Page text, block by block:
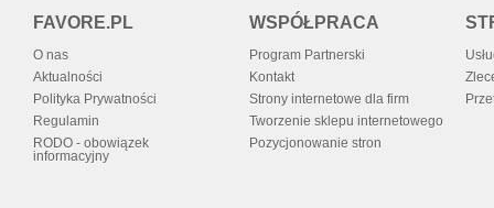
FAVORE.PL
O nas
Aktualności
Polityka Prywatności
Regulamin
RODO - obowiązek
informacyjny
WSPÓŁPRACA
Program Partnerski
Kontakt
Strony internetowe dla firm
Tworzenie sklepu internetowego
Pozycjonowanie stron